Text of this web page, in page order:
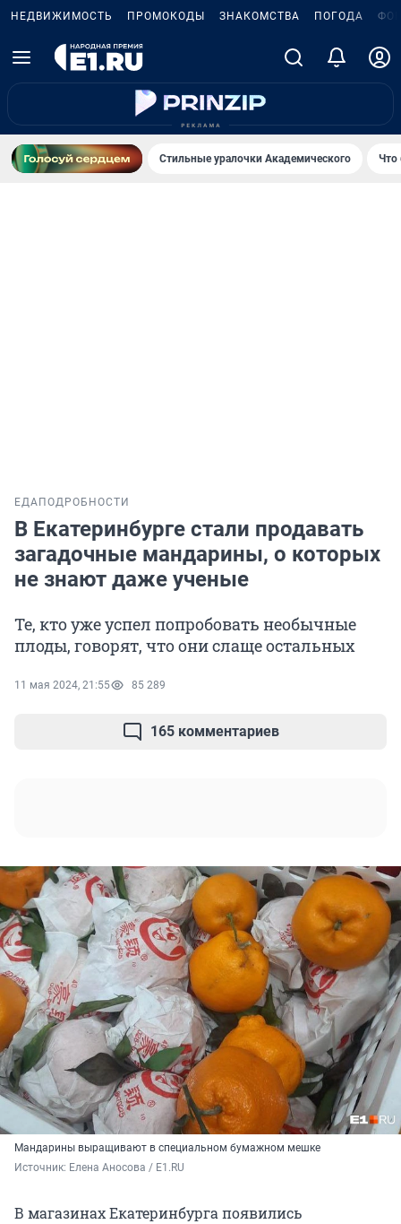
НЕДВИЖИМОСТЬ ПРОМОКОДЫ ЗНАКОМСТВА ПОГОДА
Стильные уралочки Академического Что
ЕДА ПОДРОБНОСТИ
В Екатеринбурге стали продавать
загадочные мандарины, о которых
не знают даже ученые
Те, кто уже успел попробовать необычные
плоды, говорят, что они слаще остальных
11 мая 2024, 21:55 85 289
165 комментариев
Мандарины выращивают в специальном бумажном мешке
Источник: Елена Аносова / E1.RU
В магазинах Екатеринбурга появились